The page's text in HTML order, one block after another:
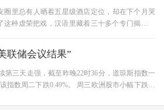
圈里总有人晒着五星级酒店定位，却在下个月哭
种虚荣把戏，汉语里藏着三十多个专门揭穿虚
联储会议结果”
第三天走强，截至昨晚22时36分，道琼斯指数一
指数周二下跌0.49%。 周三欧洲股市小幅下跌，